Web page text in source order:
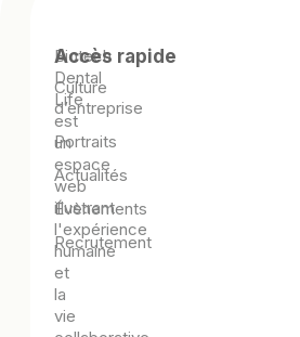
Biotech
Dental
Life
est
un
espace
web
illustrant
l'expérience
humaine
et
la
vie
Accès rapide
Culture
d’entreprise
Portraits
Actualités
Évènements
Recrutement